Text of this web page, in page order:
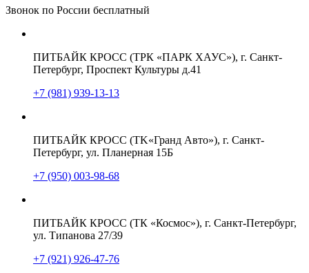
Звонок по России бесплатный
ПИТБАЙК КРОСС (ТРК «ПАРК ХАУС»), г. Санкт-
Петербург, Проспект Культуры д.41
+7 (981) 939-13-13
ПИТБАЙК КРОСС (TK«Гранд Авто»), г. Санкт-
Петербург, ул. Планерная 15Б
+7 (950) 003-98-68
ПИТБАЙК КРОСС (ТК «Космос»), г. Санкт-Петербург,
ул. Типанова 27/39
+7 (921) 926-47-76